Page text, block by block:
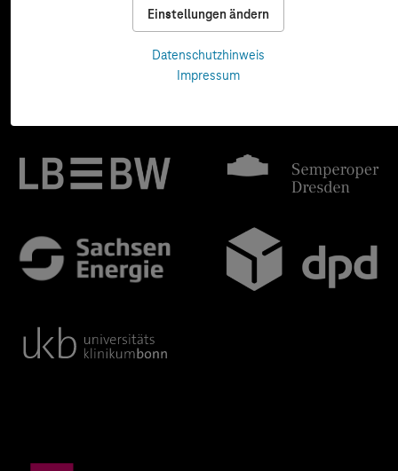
Einstellungen ändern
Datenschutzhinweis
Impressum